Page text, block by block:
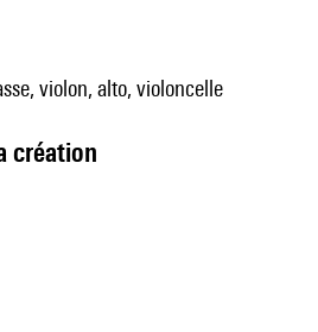
violon, alto, violoncelle
création